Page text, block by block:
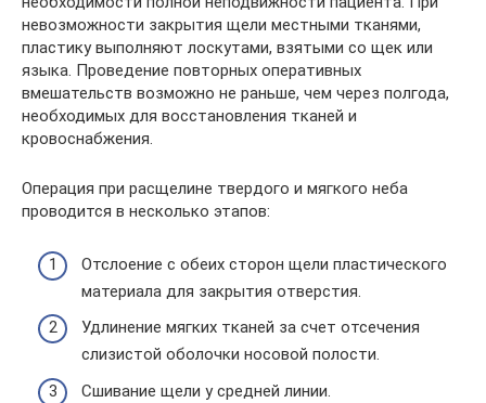
невозможности закрытия щели местными тканями,
пластику выполняют лоскутами, взятыми со щек или
языка. Проведение повторных оперативных
вмешательств возможно не раньше, чем через полгода,
необходимых для восстановления тканей и
кровоснабжения.
Операция при расщелине твердого и мягкого неба
проводится в несколько этапов:
Отслоение с обеих сторон щели пластического
материала для закрытия отверстия.
Удлинение мягких тканей за счет отсечения
слизистой оболочки носовой полости.
Сшивание щели у средней линии.